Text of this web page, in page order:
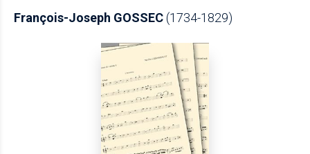
François-Joseph GOSSEC(1734-1829)